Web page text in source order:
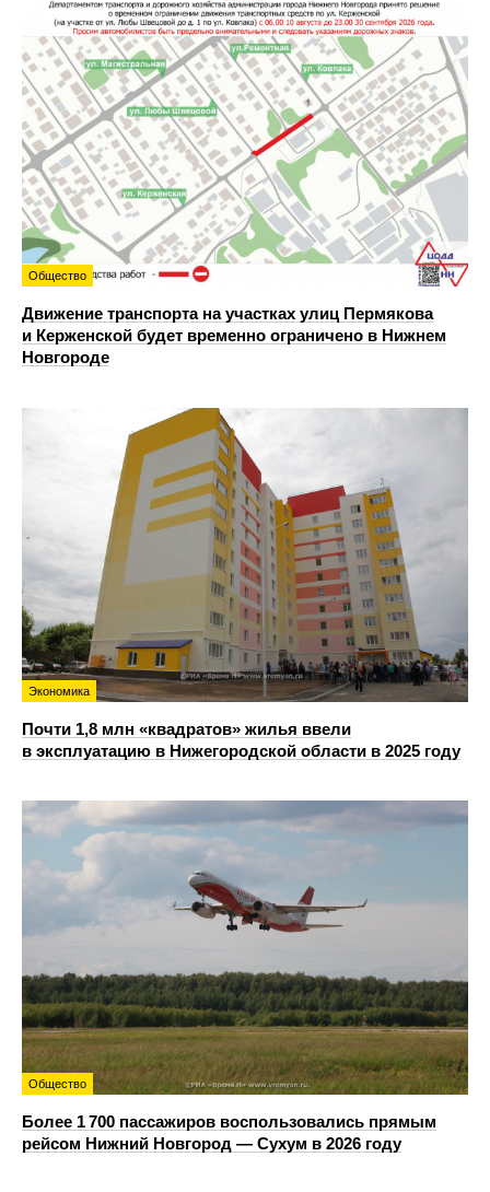
Общество
Движение транспорта на участках улиц Пермякова
и Керженской будет временно ограничено в Нижнем
Новгороде
Экономика
Почти 1,8 млн «квадратов» жилья ввели
в эксплуатацию в Нижегородской области в 2025 году
Общество
Более 1 700 пассажиров воспользовались прямым
рейсом Нижний Новгород — Сухум в 2026 году